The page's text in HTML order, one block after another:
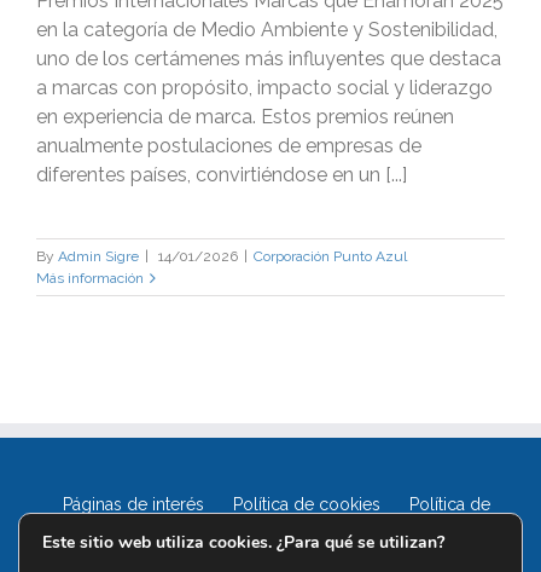
en la categoría de Medio Ambiente y Sostenibilidad,
uno de los certámenes más influyentes que destaca
a marcas con propósito, impacto social y liderazgo
en experiencia de marca. Estos premios reúnen
anualmente postulaciones de empresas de
diferentes países, convirtiéndose en un [...]
By Admin Sigre 14/01/2026
Corporación Punto Azul
Más información
Páginas de interés Política de cookies
Política de
privacidad
Este sitio web utiliza cookies. ¿Para qué se utilizan?